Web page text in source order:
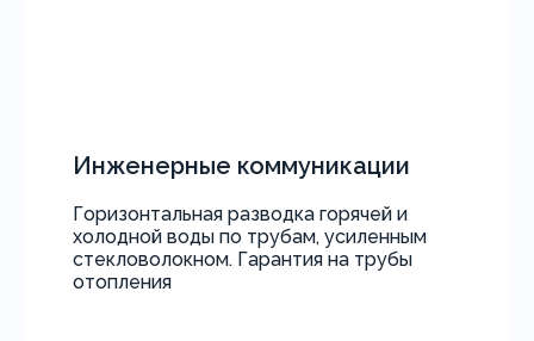
Инженерные коммуникации
Горизонтальная разводка горячей и
холодной воды по трубам, усиленным
стекловолокном. Гарантия на трубы
отопления